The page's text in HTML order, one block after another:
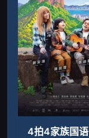
4拍4家族国语